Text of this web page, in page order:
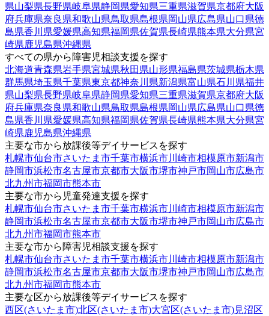
県山梨県長野県岐阜県静岡県愛知県三重県滋賀県京都府大阪
府兵庫県奈良県和歌山県鳥取県島根県岡山県広島県山口県徳
島県香川県愛媛県高知県福岡県佐賀県長崎県熊本県大分県宮
崎県鹿児島県沖縄県
すべての県から障害児相談支援を探す
北海道青森県岩手県宮城県秋田県山形県福島県茨城県栃木県
群馬県埼玉県千葉県東京都神奈川県新潟県富山県石川県福井
県山梨県長野県岐阜県静岡県愛知県三重県滋賀県京都府大阪
府兵庫県奈良県和歌山県鳥取県島根県岡山県広島県山口県徳
島県香川県愛媛県高知県福岡県佐賀県長崎県熊本県大分県宮
崎県鹿児島県沖縄県
主要な市から放課後等デイサービスを探す
札幌市仙台市さいたま市千葉市横浜市川崎市相模原市新潟市
静岡市浜松市名古屋市京都市大阪市堺市神戸市岡山市広島市
北九州市福岡市熊本市
主要な市から児童発達支援を探す
札幌市仙台市さいたま市千葉市横浜市川崎市相模原市新潟市
静岡市浜松市名古屋市京都市大阪市堺市神戸市岡山市広島市
北九州市福岡市熊本市
主要な市から障害児相談支援を探す
札幌市仙台市さいたま市千葉市横浜市川崎市相模原市新潟市
静岡市浜松市名古屋市京都市大阪市堺市神戸市岡山市広島市
北九州市福岡市熊本市
主要な区から放課後等デイサービスを探す
西区(さいたま市)北区(さいたま市)大宮区(さいたま市)見沼区